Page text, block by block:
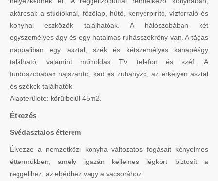
akárcsak a stúdióknál, főzőlap, hűtő, kenyérpirító, vízforraló és
konyhai eszközök találhatóak. A hálószobában két
egyszemélyes ágy és egy hatalmas ruhásszekrény van. A tágas
nappaliban egy asztal, szék és kétszemélyes kanapéágy
található, valamint műholdas TV, telefon és széf. A
fürdőszobában hajszárító, kád és zuhanyzó, az erkélyen asztal
és székek találhatók.
Alapterülete: körülbelül 45m2.
Étkezés
Svédasztalos étterem
Élvezze a nemzetközi konyha változatos fogásait kényelmes
éttermükben, amely igazán kellemes légkört biztosít a
reggelihez, az ebédhez vagy a vacsorához.